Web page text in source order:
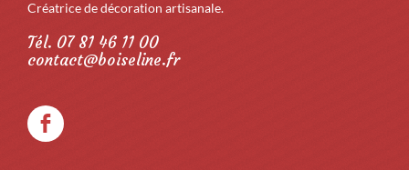
Créatrice de décoration artisanale.
Tél. 07 81 46 11 00
contact@boiseline.fr